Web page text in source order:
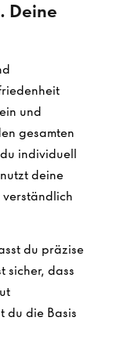
Deine
und
gesamten
individuell
deine
verständlich
du präzise
sicher, dass
du die Basis